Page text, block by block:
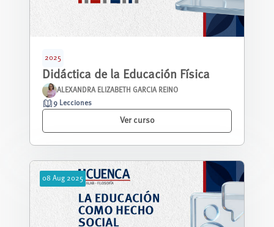
2025
Didáctica de la Educación Física
ALEXANDRA ELIZABETH GARCIA REINO
9 Lecciones
Ver curso
08 Aug 2025